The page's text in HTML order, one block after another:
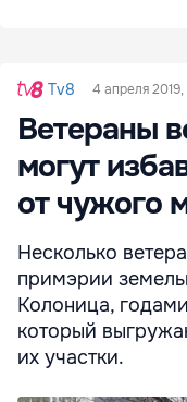
Tv8 4 апреля
Ветераны
могут
от чужого
Несколько
примэрии
Колоница,
который
их участки.